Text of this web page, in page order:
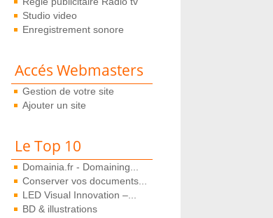
Studio video
Enregistrement sonore
Accés Webmasters
Gestion de votre site
Ajouter un site
Le Top 10
Domainia.fr - Domaining...
Conserver vos documents...
LED Visual Innovation –...
BD & illustrations